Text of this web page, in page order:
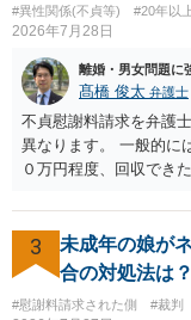
#異性関係(不貞等)
#20年以
2026年7月28日
離婚・男女問題に
髙橋 俊太 弁護士
不貞慰謝料請求を弁護
異なります。 一般的に
０万円程度、回収でき
には、追加着手金や日
も、証拠が十分にある
額、離婚の有無、交渉
変わり得ます。依頼前
できなかった場合の費
3
未成年の娘が
合の対処法は？
#慰謝料請求された側 #裁判